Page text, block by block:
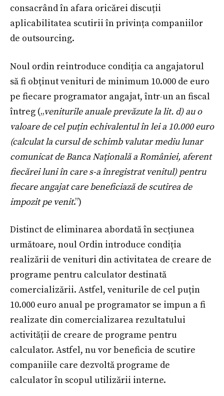
consacrând în afara oricărei discuții
aplicabilitatea scutirii în privința companiilor
de outsourcing.
Noul ordin reintroduce condiția ca angajatorul
să fi obținut venituri de minimum 10.000 de euro
pe fiecare programator angajat, într-un an fiscal
întreg („veniturile anuale prevăzute la lit. d) au o
valoare de cel puţin echivalentul în lei a 10.000 euro
(calculat la cursul de schimb valutar mediu lunar
comunicat de Banca Naţională a României, aferent
fiecărei luni în care s-a înregistrat venitul) pentru
fiecare angajat care beneficiază de scutirea de
impozit pe venit.”)
Distinct de eliminarea abordată în secțiunea
următoare, noul Ordin introduce condiția
realizării de venituri din activitatea de creare de
programe pentru calculator destinată
comercializării. Astfel, veniturile de cel puțin
10.000 euro anual pe programator se impun a fi
realizate din comercializarea rezultatului
activității de creare de programe pentru
calculator. Astfel, nu vor beneficia de scutire
companiile care dezvoltă programe de
calculator în scopul utilizării interne.